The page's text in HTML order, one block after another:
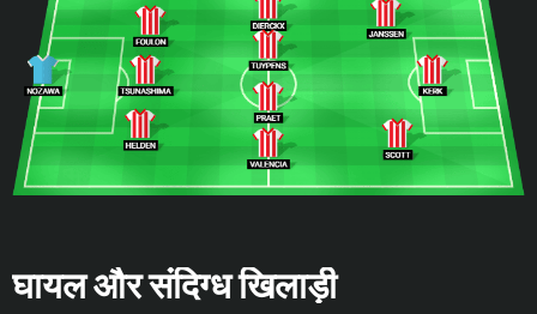
घायल और संदिग्ध खिलाड़ी